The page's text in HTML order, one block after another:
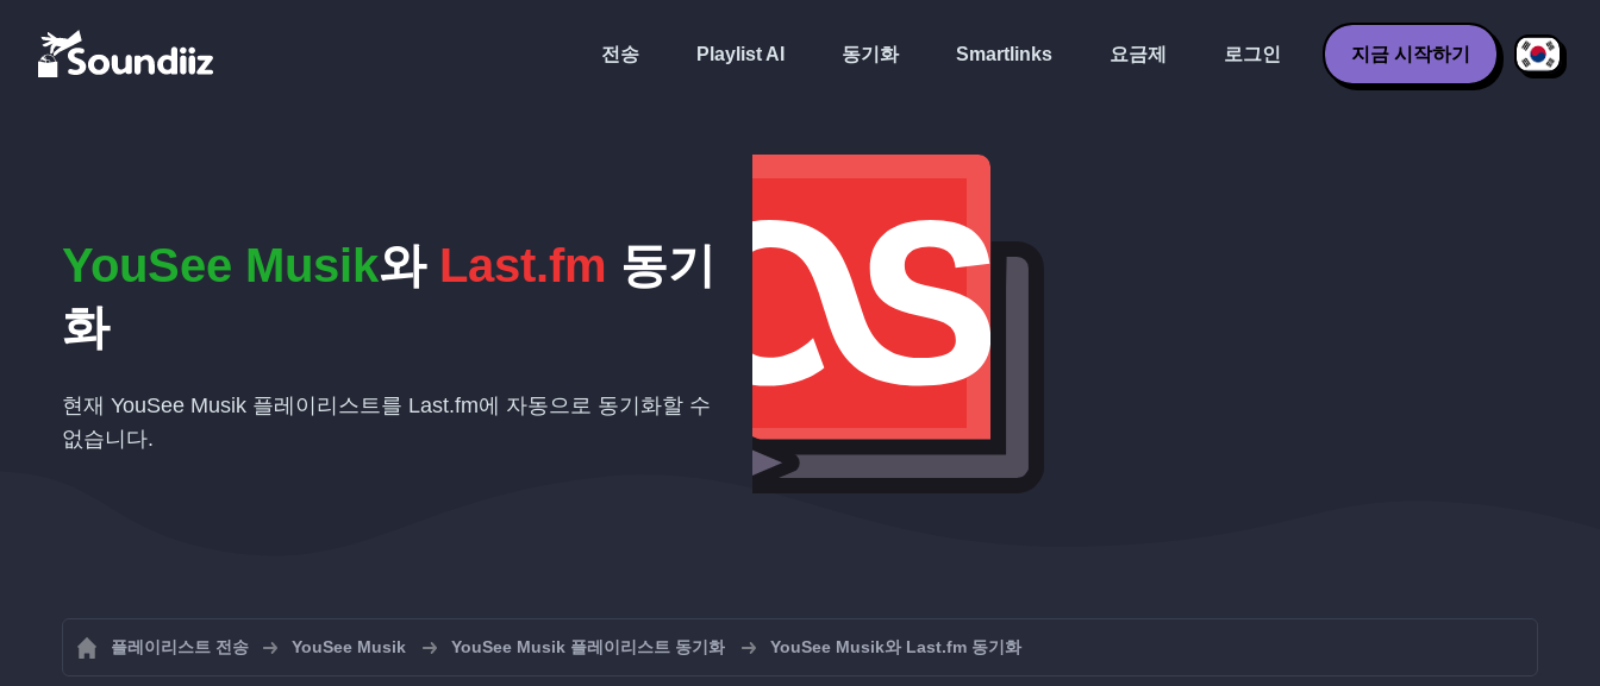
전송 Playlist AI 동기화 Smartlinks 요금제 로그인 지금 시작하기
YouSee Musik와 Last.fm 동기
화
현재 YouSee Musik 플레이리스트를 Last.fm에 자동으로 동기화할 수
없습니다.
플레이리스트 전송 YouSee Musik YouSee Musik 플레이리스트 동기화 YouSee Musik와 Last.fm 동기화